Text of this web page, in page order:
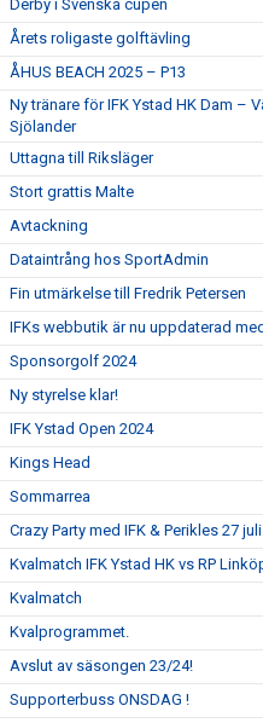
Derby i Svenska cupen
Årets roligaste golftävling
ÅHUS BEACH 2025 – P13
Ny tränare för IFK Ystad HK Dam –
Sjölander
Uttagna till Riksläger
Stort grattis Malte
Avtackning
Dataintrång hos SportAdmin
Fin utmärkelse till Fredrik Petersen
IFKs webbutik är nu uppdaterad
Sponsorgolf 2024
Ny styrelse klar!
IFK Ystad Open 2024
Kings Head
Sommarrea
Crazy Party med IFK & Perikles 27 juli
Kvalmatch IFK Ystad HK vs RP
Kvalmatch
Kvalprogrammet.
Avslut av säsongen 23/24!
Supporterbuss ONSDAG !